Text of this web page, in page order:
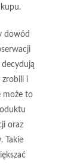
dowód
zrobili i
może to
oraz
Takie